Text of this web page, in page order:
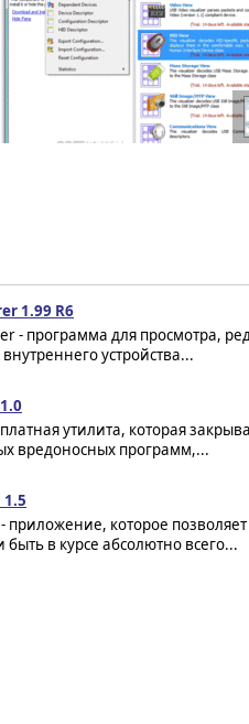
1.99 R6
- программа для просмотра,
устройства...
утилита, которая
вредоносных программ,...
1.5
приложение, которое
быть в курсе абсолютно всего...